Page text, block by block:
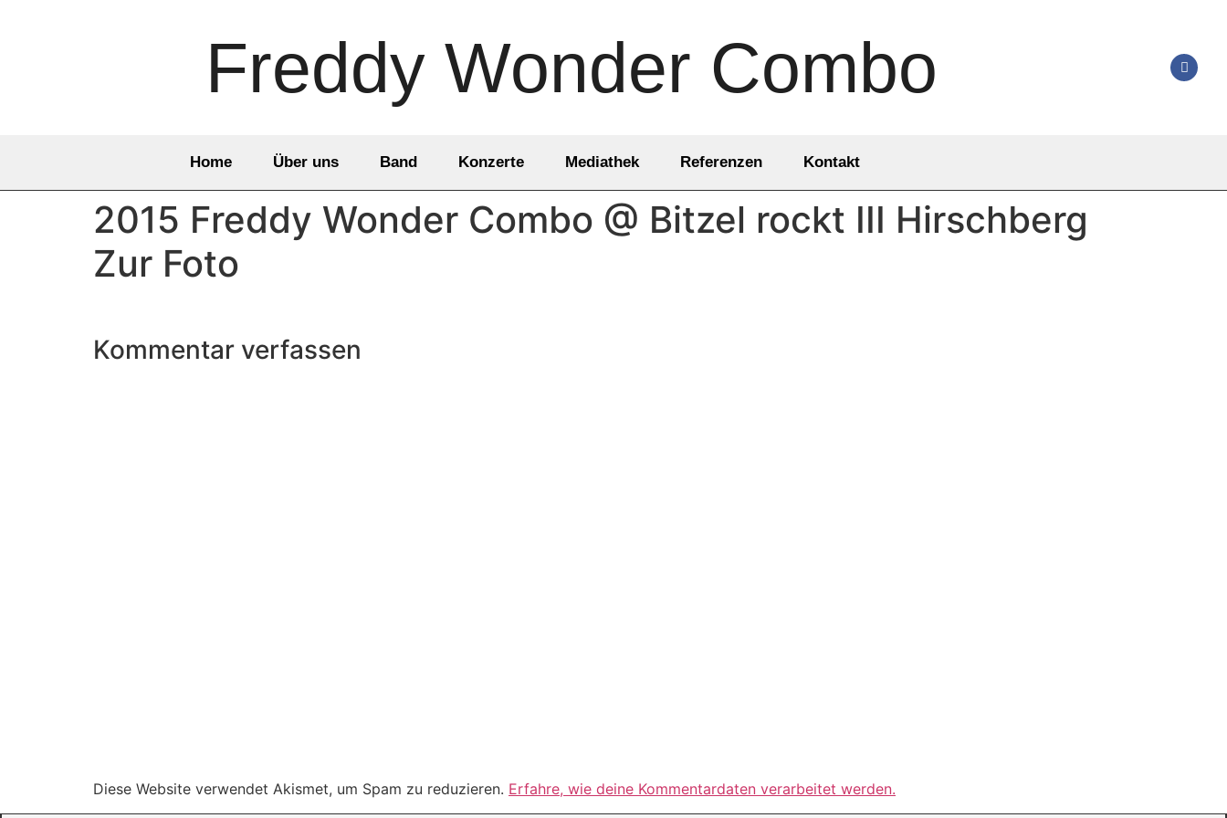
Freddy Wonder Combo
Home Über uns Band Konzerte Mediathek Referenzen Kontakt
2015 Freddy Wonder Combo @ Bitzel rockt III Hirschberg
Zur Foto
Kommentar verfassen
Diese Website verwendet Akismet, um Spam zu reduzieren. Erfahre, wie deine Kommentardaten verarbeitet werden.